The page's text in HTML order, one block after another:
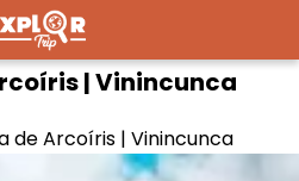
| Vinincunca
de Arcoíris | Vinincunca